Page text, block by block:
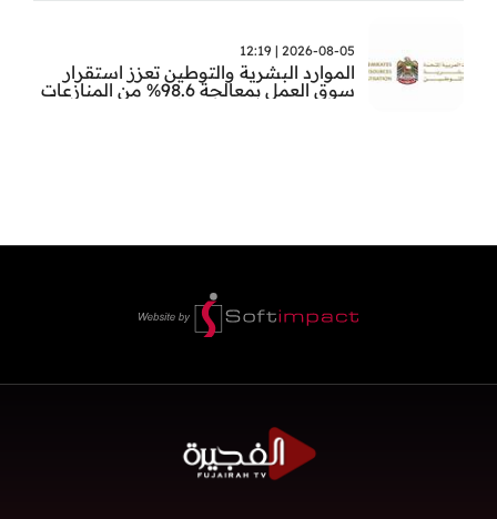
2026-08-05 | 12:19
الموارد البشرية والتوطين تعزز استقرار
سوق العمل بمعالجة 98.6% من المنازعات